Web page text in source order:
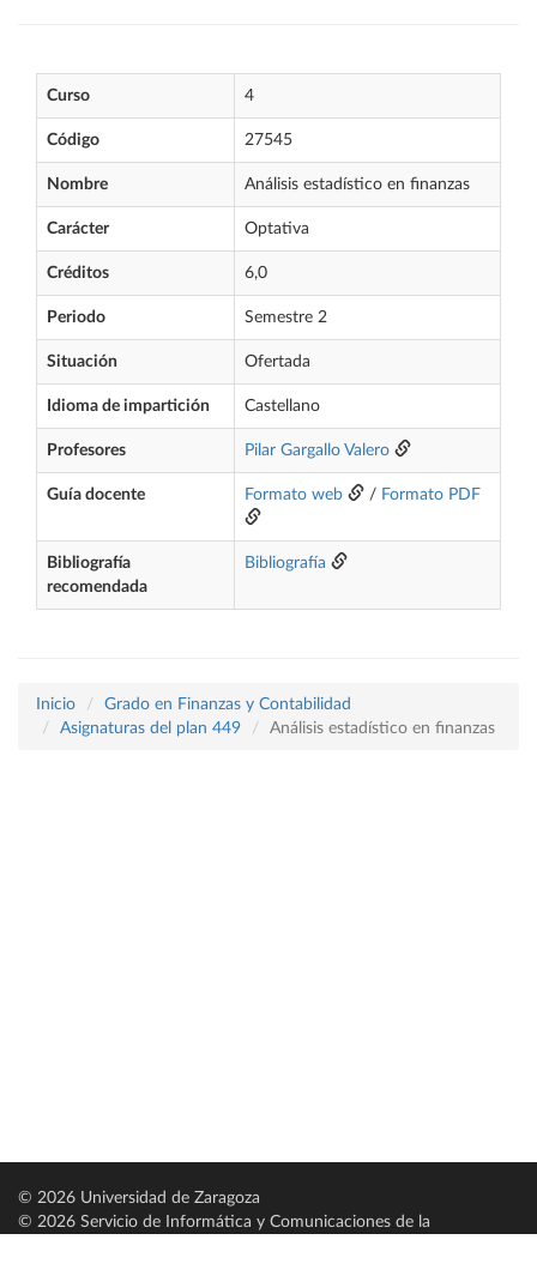
Curso 4
Código 27545
Nombre Análisis estadístico en finanzas
Carácter Optativa
Créditos 6,0
Periodo Semestre 2
Situación Ofertada
Idioma de impartición Castellano
Profesores Pilar Gargallo Valero
Guía docente Formato web / Formato PDF
Bibliografía
recomendada
Bibliografía
Inicio
Grado en Finanzas y Contabilidad
Asignaturas del plan 449
Análisis estadístico en finanzas
© 2026 Universidad de Zaragoza
© 2026 Servicio de Informática y Comunicaciones de la